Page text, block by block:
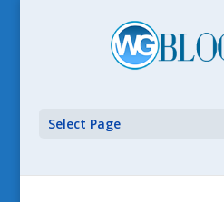
Select Page